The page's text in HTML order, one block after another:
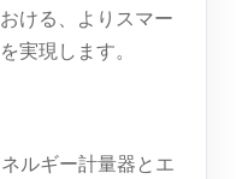
ける、よりスマー
実現します。
ルギー計量器とエ